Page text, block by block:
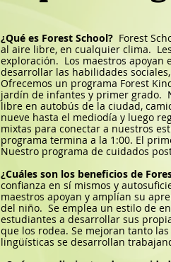
¿Qué es Forest School? Forest
al aire libre, en cualquier clima.
exploración. Los maestros apoyan
desarrollar las habilidades
Ofrecemos un programa Forest
jardín de infantes y primer grado.
libre en autobús de la ciudad,
nueve hasta el mediodía y luego
mixtas para conectar a nuestros
programa termina a la 1:00. El
Nuestro programa de cuidados
¿Cuáles son los beneficios de
confianza en sí mismos y
maestros apoyan y amplían su
del niño. Se emplea un estilo de
estudiantes a desarrollar sus
que los rodea. Se mejoran tanto
lingüísticas se desarrollan